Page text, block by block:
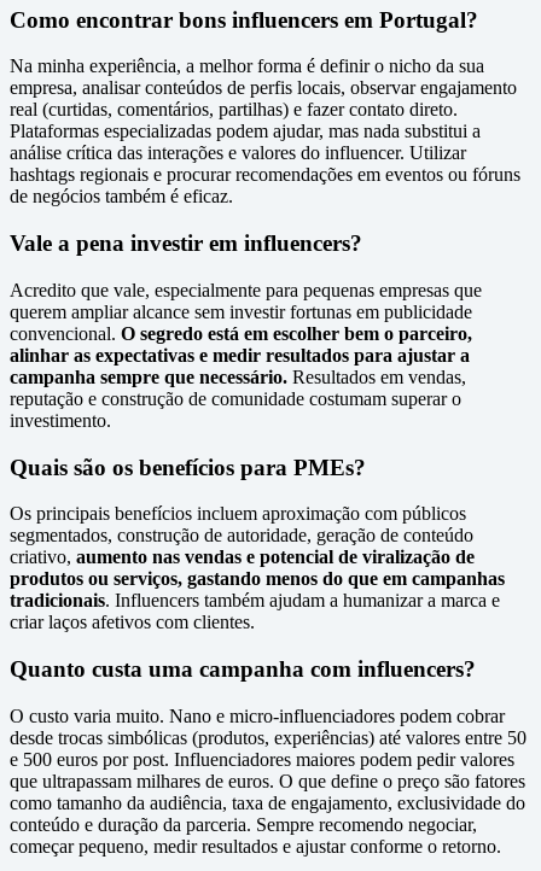
Como encontrar bons influencers em Portugal?
Na minha experiência, a melhor forma é definir o nicho da sua
empresa, analisar conteúdos de perfis locais, observar engajamento
real (curtidas, comentários, partilhas) e fazer contato direto.
Plataformas especializadas podem ajudar, mas nada substitui a
análise crítica das interações e valores do influencer. Utilizar
hashtags regionais e procurar recomendações em eventos ou fóruns
de negócios também é eficaz.
Vale a pena investir em influencers?
Acredito que vale, especialmente para pequenas empresas que
querem ampliar alcance sem investir fortunas em publicidade
convencional. O segredo está em escolher bem o parceiro,
alinhar as expectativas e medir resultados para ajustar a
campanha sempre que necessário. Resultados em vendas,
reputação e construção de comunidade costumam superar o
investimento.
Quais são os benefícios para PMEs?
Os principais benefícios incluem aproximação com públicos
segmentados, construção de autoridade, geração de conteúdo
criativo, aumento nas vendas e potencial de viralização de
produtos ou serviços, gastando menos do que em campanhas
tradicionais. Influencers também ajudam a humanizar a marca e
criar laços afetivos com clientes.
Quanto custa uma campanha com influencers?
O custo varia muito. Nano e micro-influenciadores podem cobrar
desde trocas simbólicas (produtos, experiências) até valores entre 50
e 500 euros por post. Influenciadores maiores podem pedir valores
que ultrapassam milhares de euros. O que define o preço são fatores
como tamanho da audiência, taxa de engajamento, exclusividade do
conteúdo e duração da parceria. Sempre recomendo negociar,
começar pequeno, medir resultados e ajustar conforme o retorno.